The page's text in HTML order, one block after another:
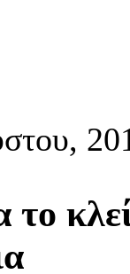
το